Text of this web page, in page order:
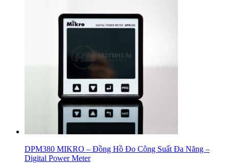
DPM380 MIKRO – Đồng Hồ Đo Công Suất Đa Năng –
Digital Power Meter